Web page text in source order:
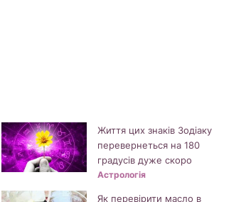
Життя цих знаків Зодіаку
перевернеться на 180
градусів дуже скоро
Астрологія
Як перевірити масло в